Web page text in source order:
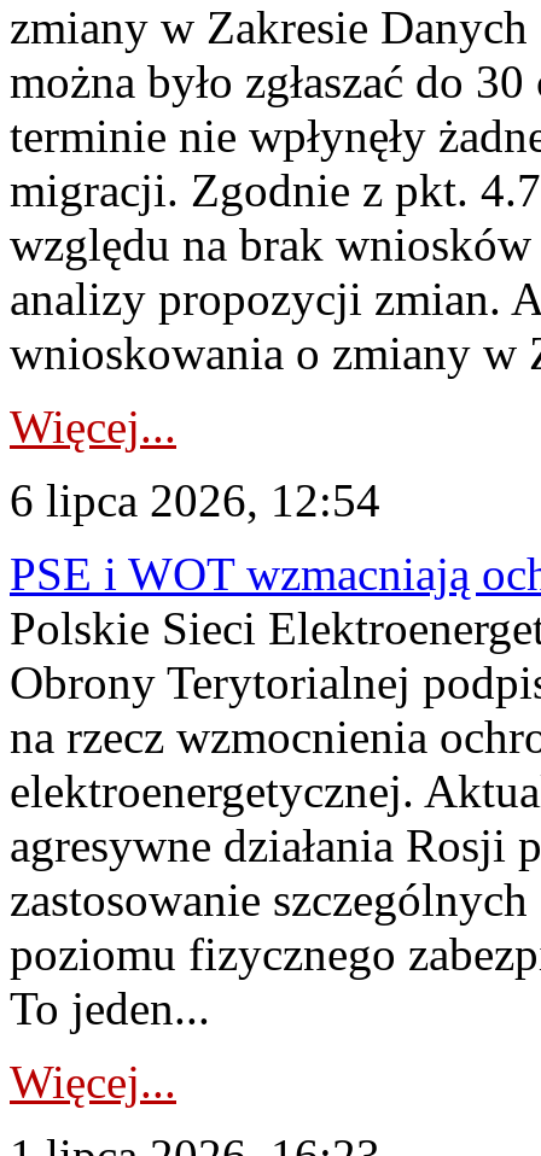
zmiany w Zakresie
można było zgłaszać do
terminie nie wpłynęły
migracji. Zgodnie z pkt.
względu na brak
analizy propozycji zmian.
wnioskowania o zmiany w
Więcej...
6 lipca 2026, 12:54
PSE i WOT wzmacniają
Polskie Sieci
Obrony Terytorialnej
na rzecz wzmocnienia
elektroenergetycznej.
agresywne działania Rosji
zastosowanie
poziomu fizycznego
To jeden...
Więcej...